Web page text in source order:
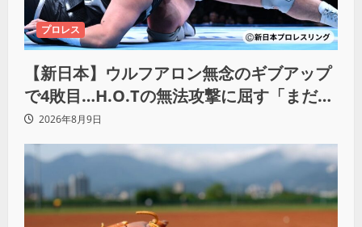
プロレス
【新日本】ウルフアロン無念のギブアップ
で4敗目…H.O.Tの無法攻撃に屈す「まだま
だ俺自身の力はこんなもんだなって」
2026年8月9日